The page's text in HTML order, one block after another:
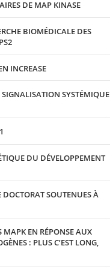
DE MAP KINASE
BIOMÉDICALE DES
INCREASE
SYSTÉMIQUE
DU DÉVELOPPEMENT
DOCTORAT SOUTENUES À
MAPK EN RÉPONSE AUX
: PLUS C’EST LONG,